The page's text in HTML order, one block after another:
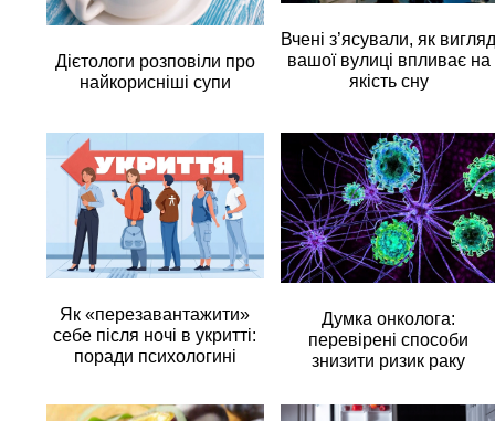
Дієтологи розповіли про
найкорисніші супи
Вчені з’ясували, як
вашої вулиці впливає на
якість сну
Як «перезавантажити»
себе після ночі в укритті:
поради психологині
Думка онколога:
перевірені способи
знизити ризик раку